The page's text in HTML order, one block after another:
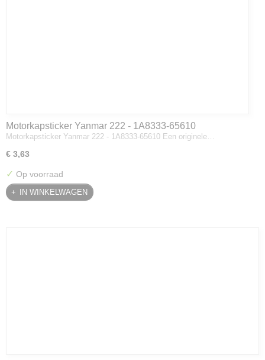
Motorkapsticker Yanmar 222 - 1A8333-65610
Motorkapsticker Yanmar 222 - 1A8333-65610 Een originele…
€ 3,63
✓ Op voorraad
IN WINKELWAGEN